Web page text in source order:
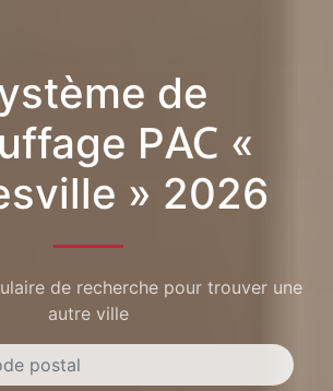
de
PAC «
» 2026
de recherche pour trouver une
autre ville